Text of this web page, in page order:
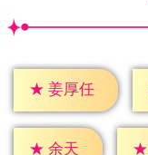
★ 姜厚任
★ 余天 ★